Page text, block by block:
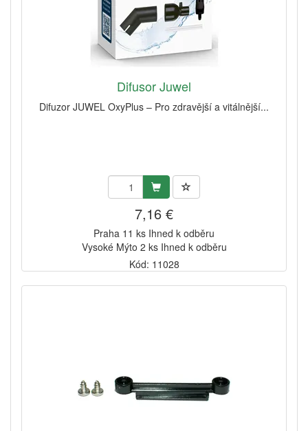
Difusor Juwel
Difuzor JUWEL OxyPlus – Pro zdravější a vitálnější...
7,16 €
Praha 11 ks Ihned k odběru
Vysoké Mýto 2 ks Ihned k odběru
Kód: 11028